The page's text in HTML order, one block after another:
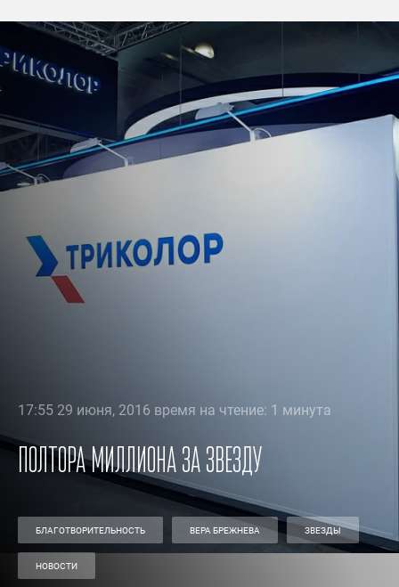
17:55 29 июня, 2016 время на чтение: 1 минута
Полтора миллиона за звезду
БЛАГОТВОРИТЕЛЬНОСТЬ ВЕРА БРЕЖНЕВА ЗВЕЗДЫ
НОВОСТИ